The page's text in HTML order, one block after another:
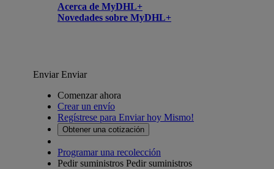
Acerca de MyDHL+
Novedades sobre MyDHL+
EnviarEnviar
Comenzar ahora
Crear un envío
Regístrese para Enviar hoy Mismo!
Obtener una cotización
Programar una recolección
Pedir suministros Pedir suministros